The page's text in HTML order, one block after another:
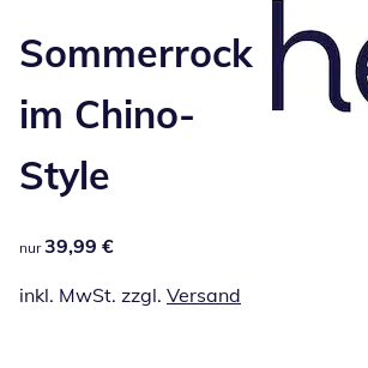
Sommerrock
im Chino-
Style
39,99 €
nur 39,99 €
inkl. MwSt. zzgl. Versand